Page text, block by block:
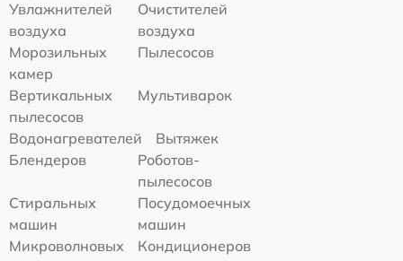
Увлажнителей
воздуха
Очистителей
воздуха
Морозильных
камер
Пылесосов
Вертикальных
пылесосов
Мультиварок
Водонагревателей
Вытяжек
Блендеров
Роботов-
пылесосов
Стиральных
машин
Посудомоечных
машин
Микроволновых
Кондиционеров